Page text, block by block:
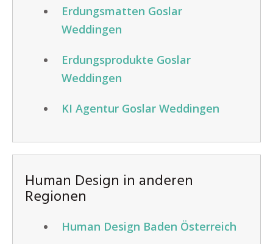
Erdungsmatten Goslar
Weddingen
Erdungsprodukte Goslar
Weddingen
KI Agentur Goslar Weddingen
Human Design in anderen
Regionen
Human Design Baden Österreich